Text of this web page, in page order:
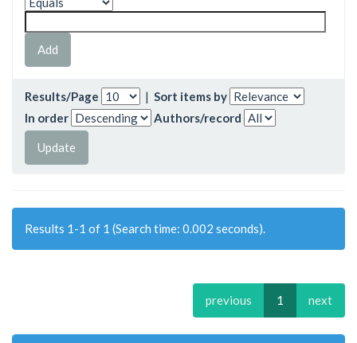
Results/Page | Sort items by
In order
Authors/record
Results 1-1 of 1 (Search time: 0.002 seconds).
previous 1 next